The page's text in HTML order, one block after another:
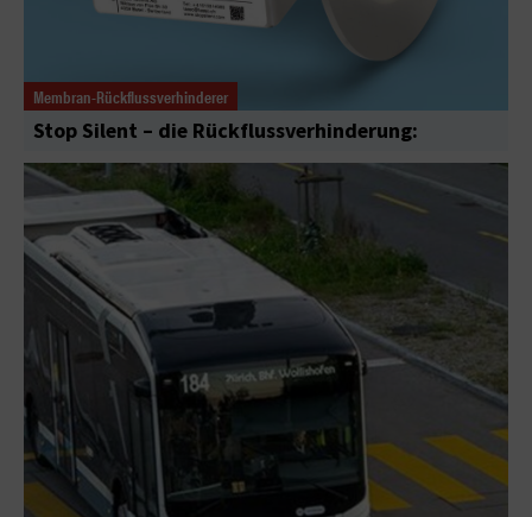
Stop Silent – die Rückflussverhinderung:
Membran-Rückflussverhinderer